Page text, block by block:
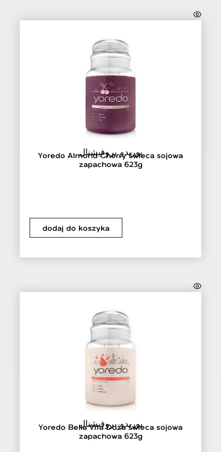
يوريدو بروفيشنال
Yoredo Almond Cherry świeca sojowa
zapachowa 623g
dodaj do koszyka
يوريدو بروفيشنال
Yoredo Bella Vita Duża świeca sojowa
zapachowa 623g